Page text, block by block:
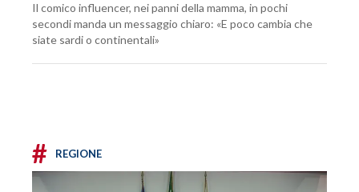
Il comico influencer, nei panni della mamma, in pochi
secondi manda un messaggio chiaro: «E poco cambia che
siate sardi o continentali»
# REGIONE